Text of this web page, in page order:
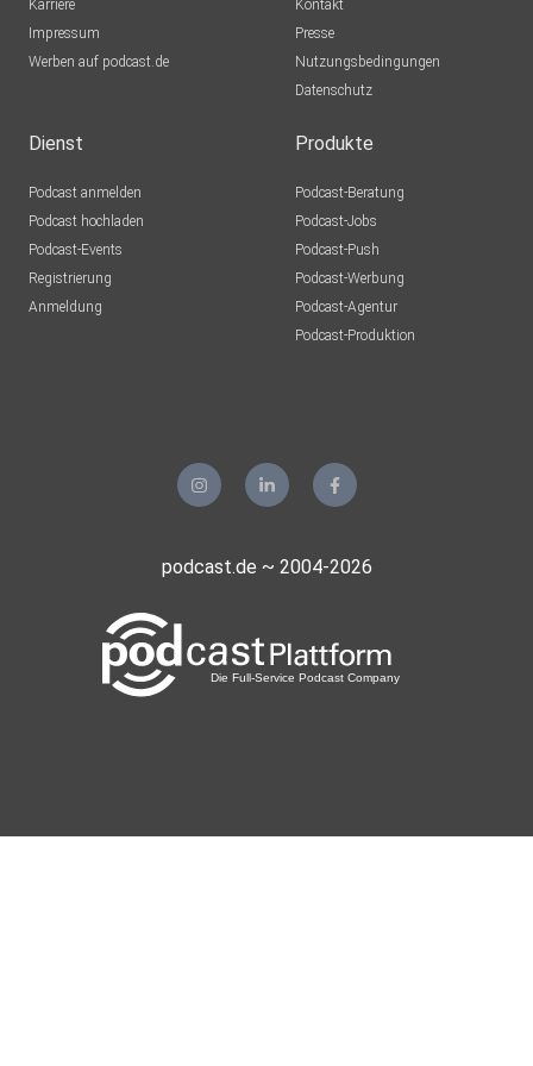
Karriere
Impressum
Werben auf podcast.de
Kontakt
Presse
Nutzungsbedingungen
Datenschutz
Dienst
Podcast anmelden
Podcast hochladen
Podcast-Events
Registrierung
Anmeldung
Produkte
Podcast-Beratung
Podcast-Jobs
Podcast-Push
Podcast-Werbung
Podcast-Agentur
Podcast-Produktion
podcast.de ~ 2004-2026